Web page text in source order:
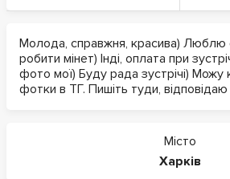
Молода, справжня, красива)
робити мінет) Інді, оплата при
фото мої) Буду рада зустрічі) Можу
фотки в ТГ. Пишіть туди, відповідаю
Місто
Харків